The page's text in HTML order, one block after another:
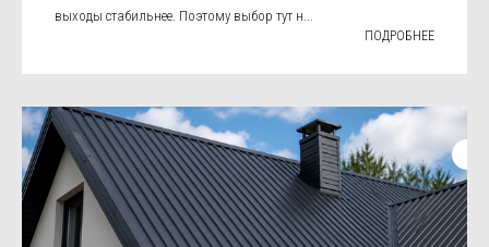
выходы стабильнее. Поэтому выбор тут н...
ПОДРОБНЕЕ